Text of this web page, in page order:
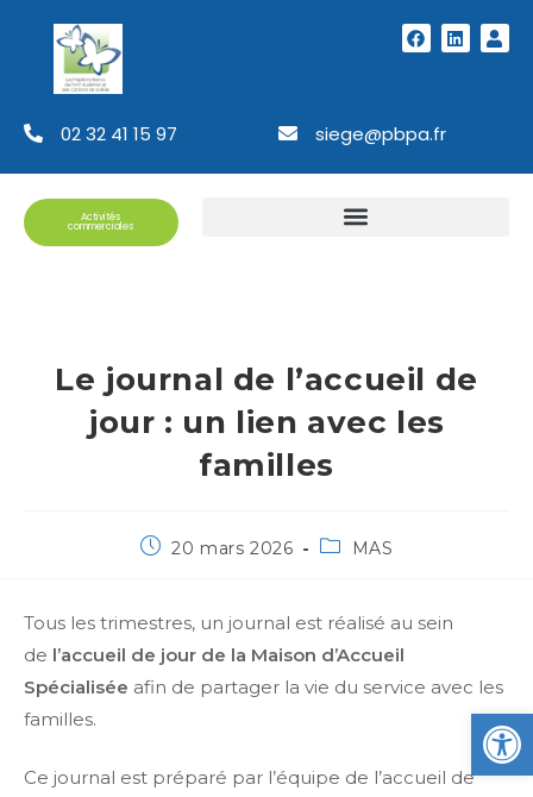
02 32 41 15 97 siege@pbpa.fr
Activités
commerciales
Le journal de l’accueil de
jour : un lien avec les
familles
20 mars 2026 MAS
Tous les trimestres, un journal est réalisé au sein
de l’accueil de jour de la Maison d’Accueil
Spécialisée afin de partager la vie du service avec les
familles.
Ce journal est préparé par l’équipe de l’accueil de